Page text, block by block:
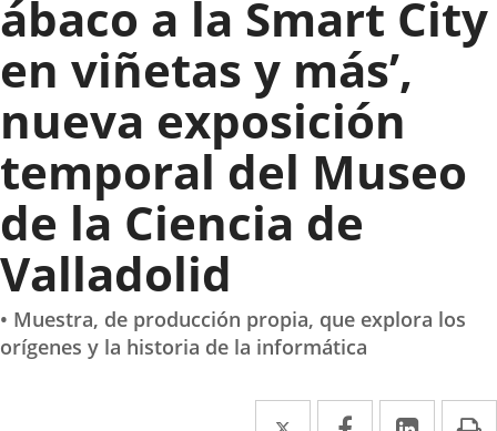
ábaco a la Smart City
en viñetas y más’,
nueva exposición
temporal del Museo
de la Ciencia de
Valladolid
• Muestra, de producción propia, que explora los
orígenes y la historia de la informática
Twitter
Enlace Facebook
EnlaceEnlace